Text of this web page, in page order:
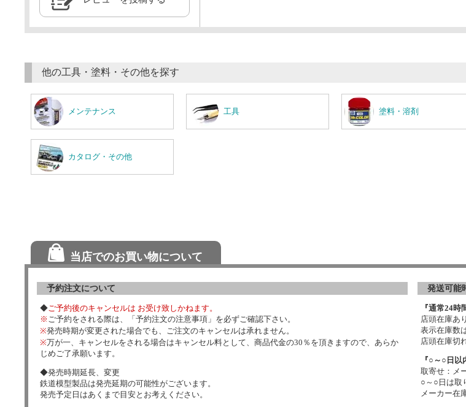
他の工具・塗料・その他を探す
メンテナンス 工具 塗料・溶剤
カタログ・その他
当店でのお買い物について
予約注文について
◆ご予約後のキャンセルは お受け致しかねます。
※ ご予約をされる際は、「予約注文の注意事項」を必ずご確認下さい。
※発売時期が変更された場合でも、ご注文のキャンセルは承れません。
※万が一、キャンセルをされる場合はキャンセル料として、商品代金の30％を頂きますので、あらか
じめご了承願います。
◆発売時期延長、変更
鉄道模型製品は発売延期の可能性がございます。
発売予定日はあくまで目安とお考えください。
発送可能
『通常24時
店頭在庫あり
表示在庫数
店頭在庫切
『○～○日以
取寄せ：メ
○～○日は取
メーカー在